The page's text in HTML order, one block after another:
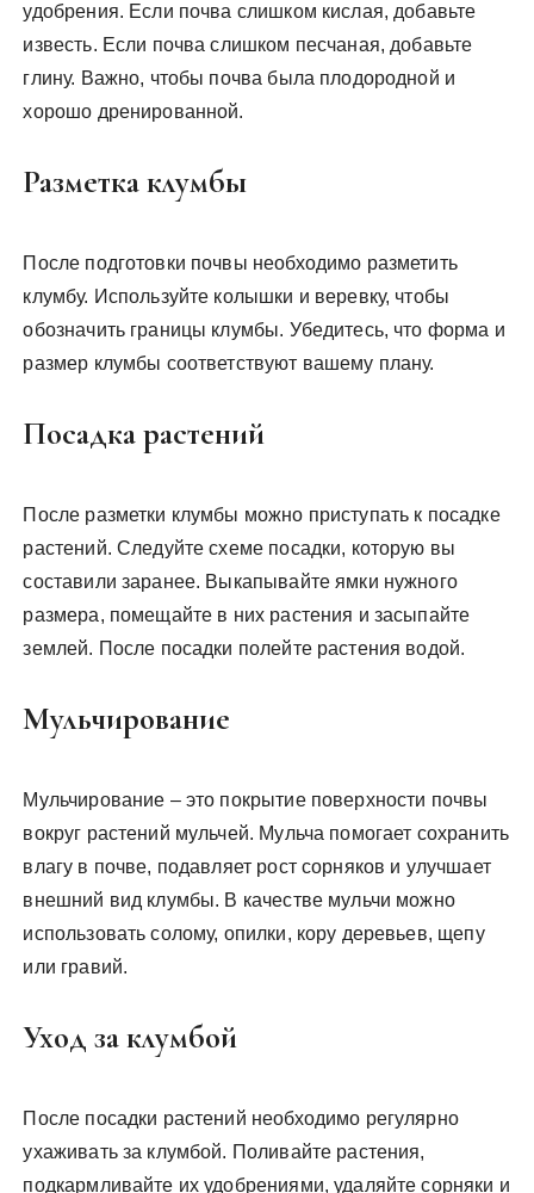
удобрения. Если почва слишком кислая, добавьте
известь. Если почва слишком песчаная, добавьте
глину. Важно, чтобы почва была плодородной и
хорошо дренированной.
Разметка клумбы
После подготовки почвы необходимо разметить
клумбу. Используйте колышки и веревку, чтобы
обозначить границы клумбы. Убедитесь, что форма и
размер клумбы соответствуют вашему плану.
Посадка растений
После разметки клумбы можно приступать к посадке
растений. Следуйте схеме посадки, которую вы
составили заранее. Выкапывайте ямки нужного
размера, помещайте в них растения и засыпайте
землей. После посадки полейте растения водой.
Мульчирование
Мульчирование – это покрытие поверхности почвы
вокруг растений мульчей. Мульча помогает сохранить
влагу в почве, подавляет рост сорняков и улучшает
внешний вид клумбы. В качестве мульчи можно
использовать солому, опилки, кору деревьев, щепу
или гравий.
Уход за клумбой
После посадки растений необходимо регулярно
ухаживать за клумбой. Поливайте растения,
подкармливайте их удобрениями, удаляйте сорняки и